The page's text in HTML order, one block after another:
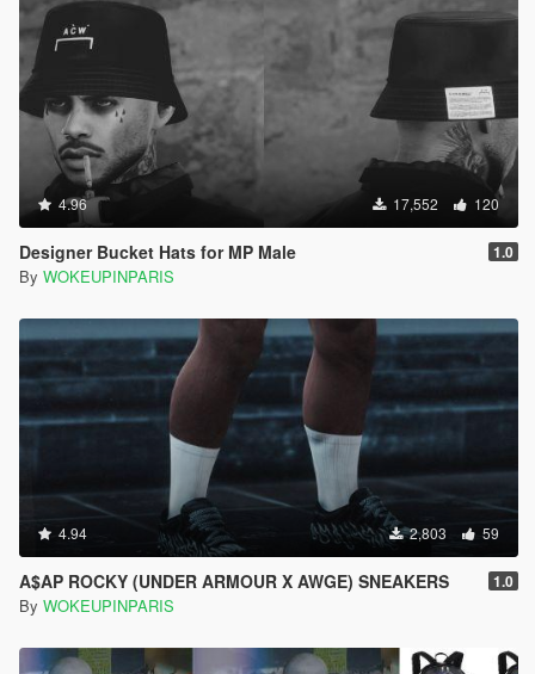
4.96 17,552 120
Designer Bucket Hats for MP Male 1.0
By WOKEUPINPARIS
4.94 2,803 59
A$AP ROCKY (UNDER ARMOUR X AWGE) SNEAKERS 1.0
By WOKEUPINPARIS